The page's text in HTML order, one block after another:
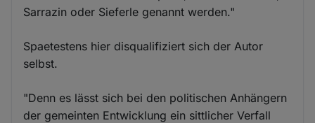
Sarrazin oder Sieferle genannt werden."
Spaetestens hier disqualifiziert sich der Autor
selbst.
"Denn es lässt sich bei den politischen Anhängern
der gemeinten Entwicklung ein sittlicher Verfall